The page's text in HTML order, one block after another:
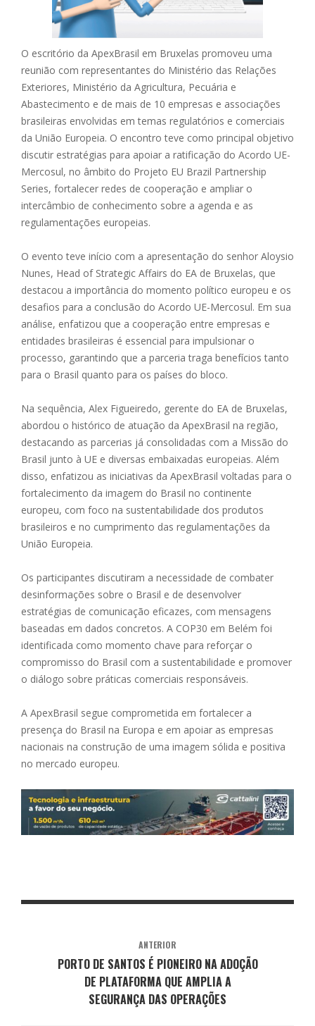
O escritório da ApexBrasil em Bruxelas promoveu uma
reunião com representantes do Ministério das Relações
Exteriores, Ministério da Agricultura, Pecuária e
Abastecimento e de mais de 10 empresas e associações
brasileiras envolvidas em temas regulatórios e comerciais
da União Europeia. O encontro teve como principal objetivo
discutir estratégias para apoiar a ratificação do Acordo UE-
Mercosul, no âmbito do Projeto EU Brazil Partnership
Series, fortalecer redes de cooperação e ampliar o
intercâmbio de conhecimento sobre a agenda e as
regulamentações europeias.
O evento teve início com a apresentação do senhor Aloysio
Nunes, Head of Strategic Affairs do EA de Bruxelas, que
destacou a importância do momento político europeu e os
desafios para a conclusão do Acordo UE-Mercosul. Em sua
análise, enfatizou que a cooperação entre empresas e
entidades brasileiras é essencial para impulsionar o
processo, garantindo que a parceria traga benefícios tanto
para o Brasil quanto para os países do bloco.
Na sequência, Alex Figueiredo, gerente do EA de Bruxelas,
abordou o histórico de atuação da ApexBrasil na região,
destacando as parcerias já consolidadas com a Missão do
Brasil junto à UE e diversas embaixadas europeias. Além
disso, enfatizou as iniciativas da ApexBrasil voltadas para o
fortalecimento da imagem do Brasil no continente
europeu, com foco na sustentabilidade dos produtos
brasileiros e no cumprimento das regulamentações da
União Europeia.
Os participantes discutiram a necessidade de combater
desinformações sobre o Brasil e de desenvolver
estratégias de comunicação eficazes, com mensagens
baseadas em dados concretos. A COP30 em Belém foi
identificada como momento chave para reforçar o
compromisso do Brasil com a sustentabilidade e promover
o diálogo sobre práticas comerciais responsáveis.
A ApexBrasil segue comprometida em fortalecer a
presença do Brasil na Europa e em apoiar as empresas
nacionais na construção de uma imagem sólida e positiva
no mercado europeu.
ANTERIOR
PORTO DE SANTOS É PIONEIRO NA ADOÇÃO
DE PLATAFORMA QUE AMPLIA A
SEGURANÇA DAS OPERAÇÕES